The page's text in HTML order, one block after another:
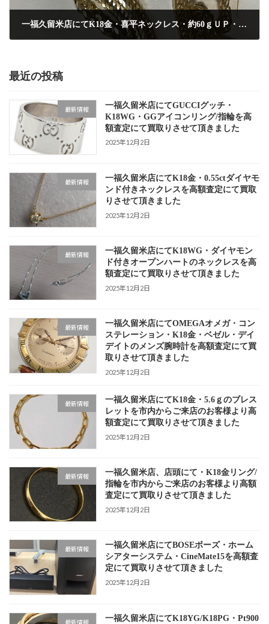
一福久留米店にてK18金・喜平ネックレス・約60ｇＵＰ・12面トリプルカットを高額査定にて買取りしました
最近の投稿
最新情報
一福久留米店にてGUCCIグッチ・
K18WG・GGアイコンリング/指輪を高
額査定にて買取りさせて頂きました
2025年12月2日
最新情報
一福久留米店にてK18金・0.55ctダイヤモ
ンド付きネックレスを高額査定にて買取
りさせて頂きました
2025年12月2日
最新情報
一福久留米店にてK18WG・ダイヤモン
ド付きオープンハートのネックレスを高
額査定にて買取りさせて頂きました
2025年12月2日
最新情報
一福久留米店にてOMEGAオメガ・コン
ステレーション・K18金・ベゼル・デイ
デイトのメンズ腕時計を高額査定にて買
取りさせて頂きました
2025年12月2日
最新情報
一福久留米店にてK18金・5.6ｇのブレス
レットを市内からご来店のお客様より高
額査定にて買取りさせて頂きました
2025年12月2日
最新情報
一福久留米店、店頭にて・K18金リング/
指輪を市内からご来店のお客様より高額
査定にて買取りさせて頂きました
2025年12月2日
最新情報
一福久留米店にてBOSEボーズ・ホーム
シアターシステム・CineMate15を高額査
定にて買取りさせて頂きました
2025年12月2日
最新情報
一福久留米店にてK18YG/K18PG・Pt900